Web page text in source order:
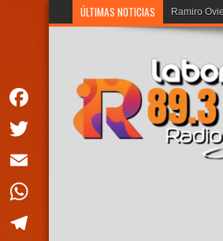
ÚLTIMAS NOTICIAS Ramiro
Facebook
Twitter
Email
WhatsApp